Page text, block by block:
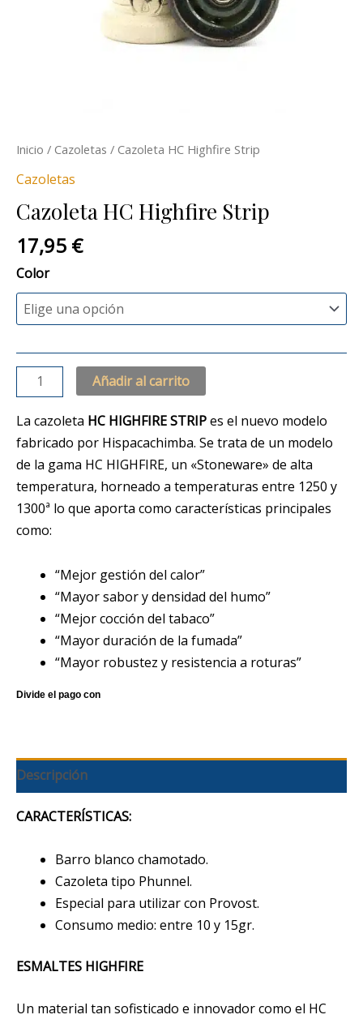
Inicio / Cazoletas / Cazoleta HC Highfire Strip
Cazoletas
Cazoleta HC Highfire Strip
17,95 €
Color
Añadir al carrito
La cazoleta HC HIGHFIRE STRIPes el nuevo modelo
fabricado por Hispacachimba. Se trata de un modelo
de la gama HC HIGHFIRE, un «Stoneware» de alta
temperatura, horneado a temperaturas entre 1250 y
1300ª lo que aporta como características principales
como:
“Mejor gestión del calor”
“Mayor sabor y densidad del humo”
“Mejor cocción del tabaco”
“Mayor duración de la fumada”
“Mayor robustez y resistencia a roturas”
Descripción
CARACTERÍSTICAS:
Barro blanco chamotado.
Cazoleta tipo Phunnel.
Especial para utilizar con Provost.
Consumo medio: entre 10 y 15gr.
ESMALTES HIGHFIRE
Un material tan sofisticado e innovador como el HC